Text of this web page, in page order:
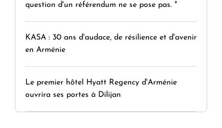
question d'un référendum ne se pose pas. "
KASA : 30 ans d'audace, de résilience et d'avenir
en Arménie
Le premier hôtel Hyatt Regency d'Arménie
ouvrira ses portes à Dilijan